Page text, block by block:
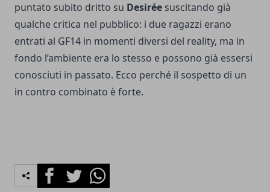
puntato subito dritto su Desirée suscitando già
qualche critica nel pubblico: i due ragazzi erano
entrati al GF14 in momenti diversi del reality, ma in
fondo l’ambiente era lo stesso e possono già essersi
conosciuti in passato. Ecco perché il sospetto di un
in contro combinato è forte.
FacebookTwitterWhatsapp